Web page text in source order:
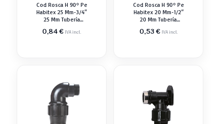
Cod Rosca H 90º Pe
Habitex 25 Mm-3/4″
25 Mm Tubería
0,84€ IVA incl.
Cod Rosca H 90º Pe
Habitex 20 Mm-1/2″
20 Mm Tubería
0,53€ IVA incl.